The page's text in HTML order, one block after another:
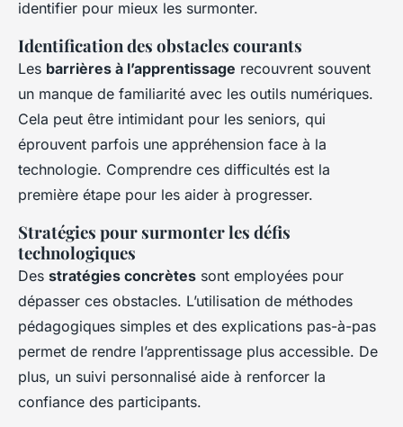
identifier pour mieux les surmonter.
Identification des obstacles courants
Les barrières à l’apprentissage recouvrent souvent
un manque de familiarité avec les outils numériques.
Cela peut être intimidant pour les seniors, qui
éprouvent parfois une appréhension face à la
technologie. Comprendre ces difficultés est la
première étape pour les aider à progresser.
Stratégies pour surmonter les défis
technologiques
Des stratégies concrètes sont employées pour
dépasser ces obstacles. L’utilisation de méthodes
pédagogiques simples et des explications pas-à-pas
permet de rendre l’apprentissage plus accessible. De
plus, un suivi personnalisé aide à renforcer la
confiance des participants.